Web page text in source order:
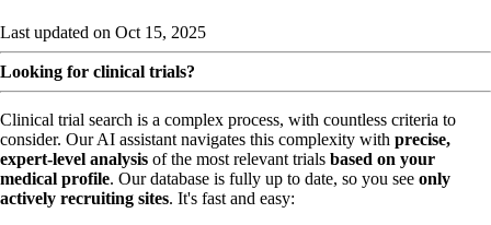
Last updated on Oct 15, 2025
Looking for clinical trials?
Clinical trial search is a complex process, with countless criteria to
consider. Our AI assistant navigates this complexity with precise,
expert-level analysis of the most relevant trials based on your
medical profile. Our database is fully up to date, so you see only
actively recruiting sites. It's fast and easy: